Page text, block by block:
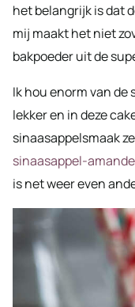
het belangrijk is dat
mij maakt het niet
bakpoeder uit de
Ik hou enorm van de
lekker en in deze
sinaasappelsmaak
sinaasappel-
is net weer even